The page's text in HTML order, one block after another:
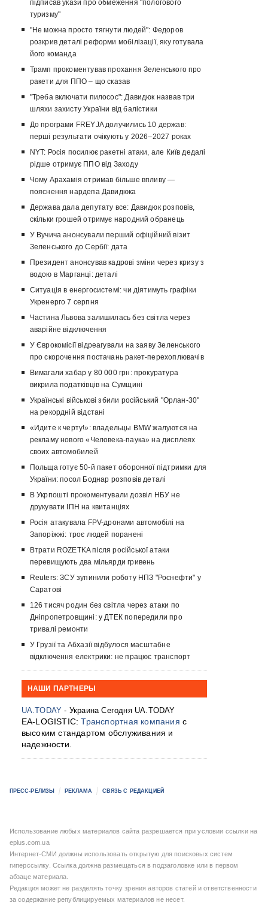
підписав укази про обмеження "пологового
туризму"
"Не можна просто тягнути людей": Федоров
розкрив деталі реформи мобілізації, яку готувала
його команда
Трамп прокоментував прохання Зеленського про
ракети для ППО – що сказав
"Треба включати пилосос": Давидюк назвав три
шляхи захисту України від балістики
До програми FREYJA долучились 10 держав:
перші результати очікують у 2026–2027 роках
NYT: Росія посилює ракетні атаки, але Київ дедалі
рідше отримує ППО від Заходу
Чому Арахамія отримав більше впливу —
пояснення нардепа Давидюка
Держава дала депутату все: Давидюк розповів,
скільки грошей отримує народний обранець
У Вучича анонсували перший офіційний візит
Зеленського до Сербії: дата
Президент анонсував кадрові зміни через кризу з
водою в Марганці: деталі
Ситуація в енергосистемі: чи діятимуть графіки
Укренерго 7 серпня
Частина Львова залишилась без світла через
аварійне відключення
У Єврокомісії відреагували на заяву Зеленського
про скорочення постачань ракет-перехоплювачів
Вимагали хабар у 80 000 грн: прокуратура
викрила податківців на Сумщині
Українські військові збили російський "Орлан-30"
на рекордній відстані
«Идите к черту!»: владельцы BMW жалуются на
рекламу нового «Человека-паука» на дисплеях
своих автомобилей
Польща готує 50-й пакет оборонної підтримки для
України: посол Боднар розповів деталі
В Укрпошті прокоментували дозвіл НБУ не
друкувати ІПН на квитанціях
Росія атакувала FPV-дронами автомобілі на
Запоріжжі: троє людей поранені
Втрати ROZETKA після російської атаки
перевищують два мільярди гривень
Reuters: ЗСУ зупинили роботу НПЗ "Роснефти" у
Саратові
126 тисяч родин без світла через атаки по
Дніпропетровщині: у ДТЕК попередили про
тривалі ремонти
У Грузії та Абхазії відбулося масштабне
відключення електрики: не працює транспорт
НАШИ ПАРТНЕРЫ
UA.TODAY - Украина Сегодня UA.TODAY
EA-LOGISTIC:Транспортная компания с
высоким стандартом обслуживания и
надежности.
ПРЕСС-РЕЛИЗЫ РЕКЛАМА СВЯЗЬ С РЕДАКЦИЕЙ
Использование любых материалов сайта разрешается при условии ссылки на
eplus.com.ua
Интернет-СМИ должны использовать открытую для поисковых систем
гиперссылку. Ссылка должна размещаться в подзаголовке или в первом
абзаце материала.
Редакция может не разделять точку зрения авторов статей и ответственности
за содержание републицируемых материалов не несет.